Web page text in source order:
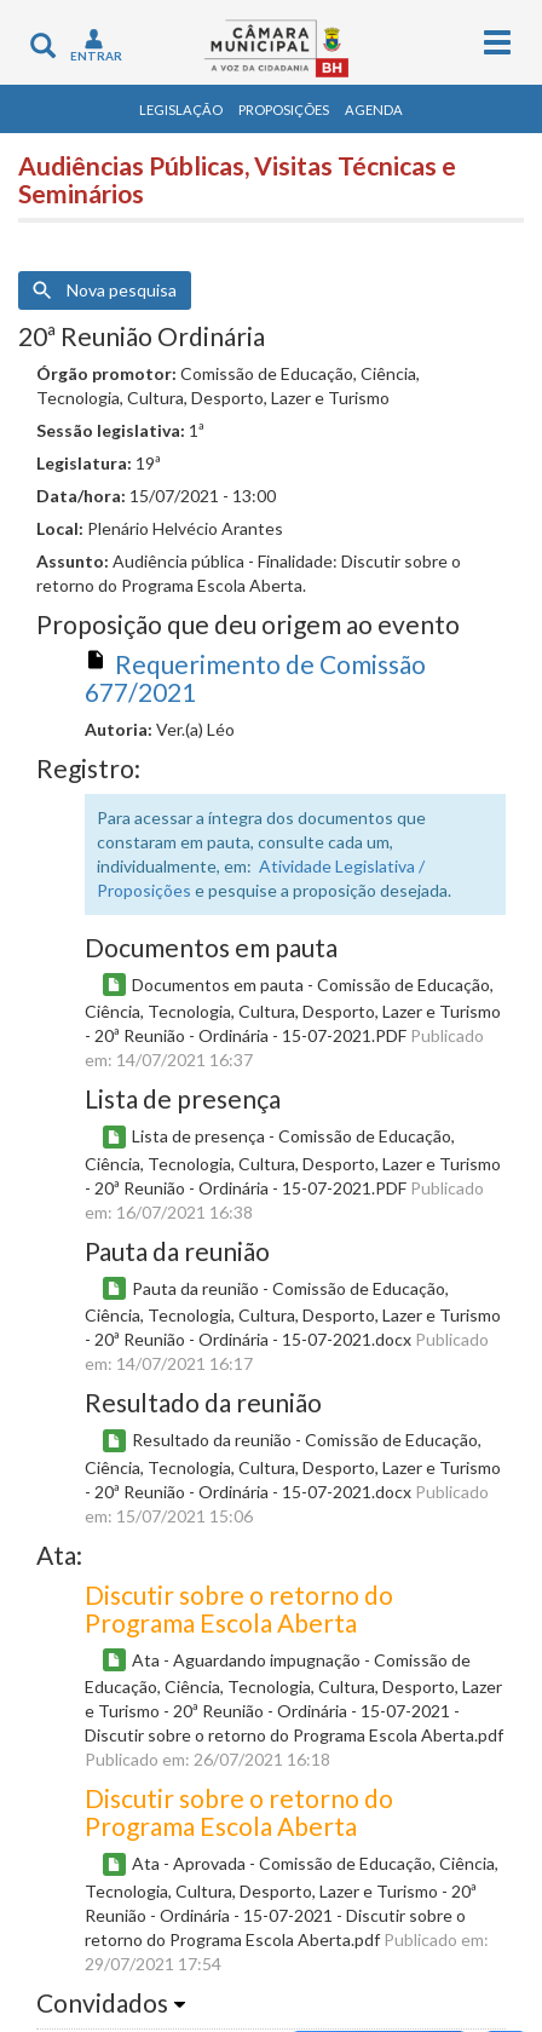
Toggle
navigation
ENTRAR
LEGISLAÇÃO PROPOSIÇÕES AGENDA
Audiências Públicas, Visitas Técnicas e
Seminários
Nova pesquisa
20ª Reunião Ordinária
Órgão promotor: Comissão de Educação, Ciência,
Tecnologia, Cultura, Desporto, Lazer e Turismo
Sessão legislativa: 1ª
Legislatura: 19ª
Data/hora: 15/07/2021 - 13:00
Local: Plenário Helvécio Arantes
Assunto: Audiência pública - Finalidade: Discutir sobre o
retorno do Programa Escola Aberta.
Proposição que deu origem ao evento
Requerimento de Comissão
677/2021
Autoria: Ver.(a) Léo
Registro:
Para acessar a íntegra dos documentos que
constaram em pauta, consulte cada um,
individualmente, em: Atividade Legislativa /
Proposições e pesquise a proposição desejada.
Documentos em pauta
Documentos em pauta - Comissão de Educação,
Ciência, Tecnologia, Cultura, Desporto, Lazer e Turismo
- 20ª Reunião - Ordinária - 15-07-2021.PDF Publicado
em: 14/07/2021 16:37
Lista de presença
Lista de presença - Comissão de Educação,
Ciência, Tecnologia, Cultura, Desporto, Lazer e Turismo
- 20ª Reunião - Ordinária - 15-07-2021.PDF Publicado
em: 16/07/2021 16:38
Pauta da reunião
Pauta da reunião - Comissão de Educação,
Ciência, Tecnologia, Cultura, Desporto, Lazer e Turismo
- 20ª Reunião - Ordinária - 15-07-2021.docx Publicado
em: 14/07/2021 16:17
Resultado da reunião
Resultado da reunião - Comissão de Educação,
Ciência, Tecnologia, Cultura, Desporto, Lazer e Turismo
- 20ª Reunião - Ordinária - 15-07-2021.docx Publicado
em: 15/07/2021 15:06
Ata:
Discutir sobre o retorno do
Programa Escola Aberta
Ata - Aguardando impugnação - Comissão de
Educação, Ciência, Tecnologia, Cultura, Desporto, Lazer
e Turismo - 20ª Reunião - Ordinária - 15-07-2021 -
Discutir sobre o retorno do Programa Escola Aberta.pdf
Publicado em: 26/07/2021 16:18
Discutir sobre o retorno do
Programa Escola Aberta
Ata - Aprovada - Comissão de Educação, Ciência,
Tecnologia, Cultura, Desporto, Lazer e Turismo - 20ª
Reunião - Ordinária - 15-07-2021 - Discutir sobre o
retorno do Programa Escola Aberta.pdf Publicado em:
29/07/2021 17:54
Convidados